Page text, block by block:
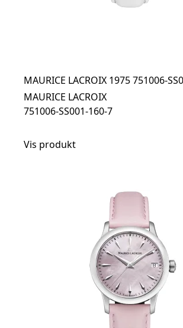
MAURICE LACROIX 1975 751006-
MAURICE LACROIX
751006-SS001-160-7
Vis produkt